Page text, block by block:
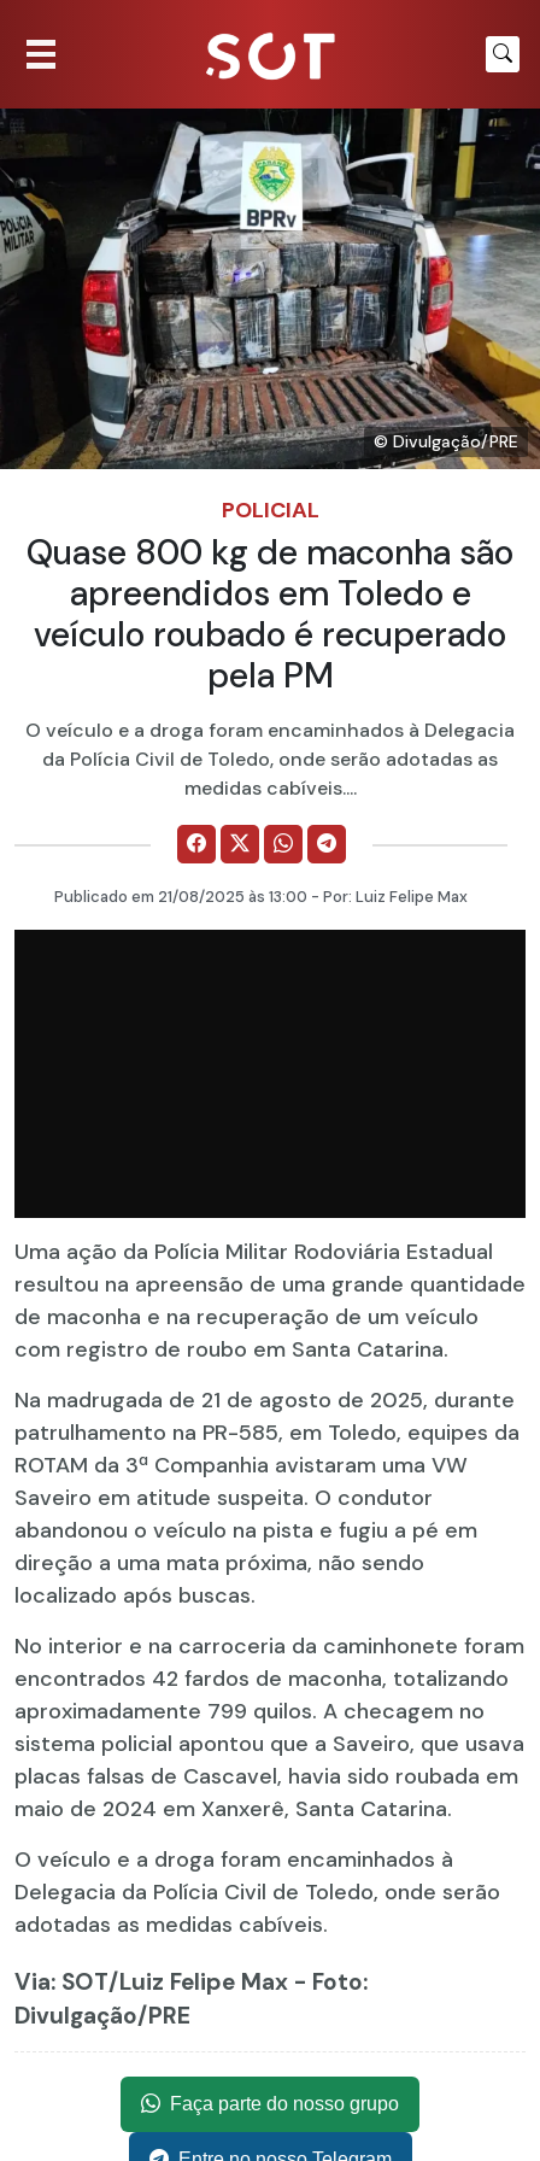
© Divulgação/PRE
POLICIAL
Quase 800 kg de maconha são
apreendidos em Toledo e
veículo roubado é recuperado
pela PM
O veículo e a droga foram encaminhados à Delegacia
da Polícia Civil de Toledo, onde serão adotadas as
medidas cabíveis....
Publicado em 21/08/2025 às 13:00 - Por: Luiz Felipe Max
Uma ação da Polícia Militar Rodoviária Estadual
resultou na apreensão de uma grande quantidade
de maconha e na recuperação de um veículo
com registro de roubo em Santa Catarina.
Na madrugada de 21 de agosto de 2025, durante
patrulhamento na PR-585, em Toledo, equipes da
ROTAM da 3ª Companhia avistaram uma VW
Saveiro em atitude suspeita. O condutor
abandonou o veículo na pista e fugiu a pé em
direção a uma mata próxima, não sendo
localizado após buscas.
No interior e na carroceria da caminhonete foram
encontrados 42 fardos de maconha, totalizando
aproximadamente 799 quilos. A checagem no
sistema policial apontou que a Saveiro, que usava
placas falsas de Cascavel, havia sido roubada em
maio de 2024 em Xanxerê, Santa Catarina.
O veículo e a droga foram encaminhados à
Delegacia da Polícia Civil de Toledo, onde serão
adotadas as medidas cabíveis.
Via: SOT/Luiz Felipe Max - Foto:
Divulgação/PRE
Faça parte do nosso grupo